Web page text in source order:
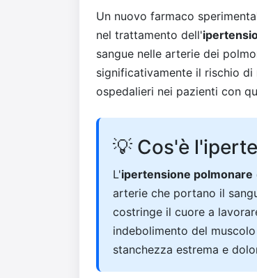
Un nuovo farmaco
nel trattamento dell'
sangue nelle arterie dei
significativamente il rischio
ospedalieri nei pazienti con
💡 Cos'è
L'ipertensione polmonare
arterie che portano il
costringe il cuore a
indebolimento del
stanchezza estrema e